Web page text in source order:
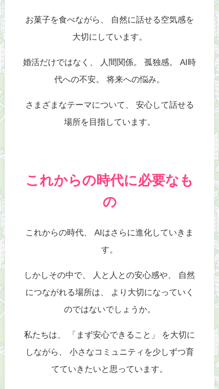
お菓子を食べながら、 自然に話せる空気感を
大切にしています。
婚活だけではなく、 人間関係。 孤独感。 AI時
代への不安。 将来への悩み。
さまざまなテーマについて、 安心して話せる
場所を目指しています。
これからの時代に必要なも
の
これからの時代、 AIはさらに進化していきま
す。
しかしその中で、 人と人との安心感や、 自然
につながれる場所は、 より大切になっていく
のではないでしょうか。
私たちは、 「まず安心できること」 を大切に
しながら、 小さなコミュニティを少しずつ育
てていきたいと思っています。